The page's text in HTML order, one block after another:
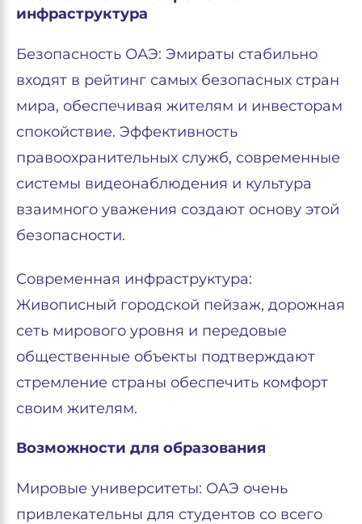
инфраструктура
Безопасность ОАЭ: Эмираты стабильно
входят в рейтинг самых безопасных стран
мира, обеспечивая жителям и инвесторам
спокойствие. Эффективность
правоохранительных служб, современные
системы видеонаблюдения и культура
взаимного уважения создают основу этой
безопасности.
Современная инфраструктура:
Живописный городской пейзаж, дорожная
сеть мирового уровня и передовые
общественные объекты подтверждают
стремление страны обеспечить комфорт
своим жителям.
Возможности для образования
Мировые университеты: ОАЭ очень
привлекательны для студентов со всего